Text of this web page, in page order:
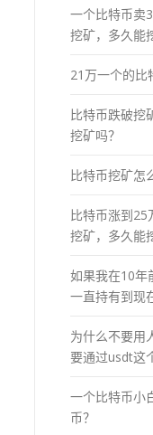
一个比特币卖
挖矿，多久能
21万一个的比
比特币跌破挖
挖矿吗？
比特币挖矿怎
比特币涨到25
挖矿，多久能
如果我在10年
一直持有到现
为什么不要用
要通过usdt这
一个比特币小
币？